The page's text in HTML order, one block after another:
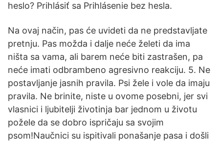
heslo? Prihlásiť sa Prihlásenie bez hesla.
Na ovaj način, pas će uvideti da ne predstavljate
pretnju. Pas možda i dalje neće želeti da ima
ništa sa vama, ali barem neće biti zastrašen, pa
neće imati odbrambeno agresivno reakciju. 5. Ne
postavljanje jasnih pravila. Psi žele i vole da imaju
pravila. Ne brinite, niste u ovome posebni, jer svi
vlasnici i ljubitelji životinja bar jednom u životu
požele da se dobro ispričaju sa svojim
psom!Naučnici su ispitivali ponašanje pasa i došli